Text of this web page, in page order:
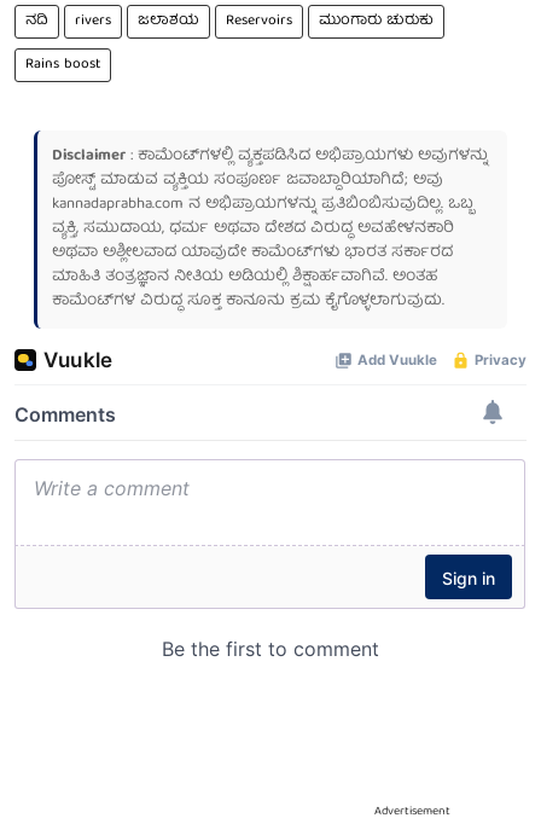
ನದಿ rivers ಜಲಾಶಯ Reservoirs
ಮುಂಗಾರು ಚುರುಕು
Rains boost
Disclaimer: ಕಾಮೆಂಟ್‌ಗಳಲ್ಲಿ ವ್ಯಕ್ತಪಡಿಸಿದ ಅಭಿಪ್ರಾಯಗಳು ಅವುಗಳನ್ನು
ಪೋಸ್ಟ್ ಮಾಡುವ ವ್ಯಕ್ತಿಯ ಸಂಪೂರ್ಣ ಜವಾಬ್ದಾರಿಯಾಗಿದೆ; ಅವು
kannadaprabha.com ನ ಅಭಿಪ್ರಾಯಗಳನ್ನು ಪ್ರತಿಬಿಂಬಿಸುವುದಿಲ್ಲ. ಒಬ್ಬ
ವ್ಯಕ್ತಿ, ಸಮುದಾಯ, ಧರ್ಮ ಅಥವಾ ದೇಶದ ವಿರುದ್ಧ ಅವಹೇಳನಕಾರಿ
ಅಥವಾ ಅಶ್ಲೀಲವಾದ ಯಾವುದೇ ಕಾಮೆಂಟ್‌ಗಳು ಭಾರತ ಸರ್ಕಾರದ
ಮಾಹಿತಿ ತಂತ್ರಜ್ಞಾನ ನೀತಿಯ ಅಡಿಯಲ್ಲಿ ಶಿಕ್ಷಾರ್ಹವಾಗಿವೆ. ಅಂತಹ
ಕಾಮೆಂಟ್‌ಗಳ ವಿರುದ್ಧ ಸೂಕ್ತ ಕಾನೂನು ಕ್ರಮ ಕೈಗೊಳ್ಳಲಾಗುವುದು.
Advertisement